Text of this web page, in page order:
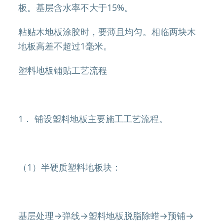
板。基层含水率不大于15%。
粘贴木地板涂胶时，要薄且均匀。相临两块木
地板高差不超过1毫米。
塑料地板铺贴工艺流程
1． 铺设塑料地板主要施工工艺流程。
（1）半硬质塑料地板块：
基层处理→弹线→塑料地板脱脂除蜡→预铺→